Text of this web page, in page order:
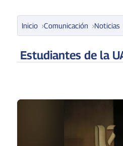
Inicio Comunicación Noticias
Estudiantes de la